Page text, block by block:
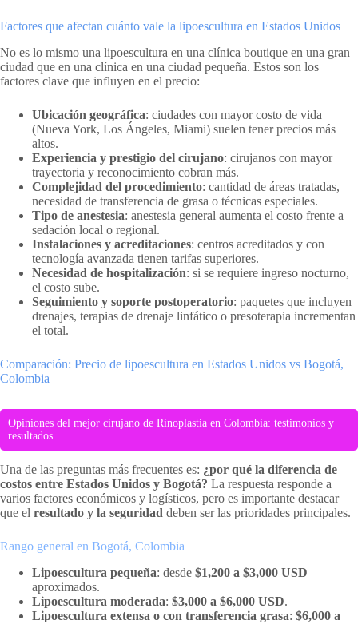
Factores que afectan cuánto vale la lipoescultura en Estados Unidos
No es lo mismo una lipoescultura en una clínica boutique en una gran
ciudad que en una clínica en una ciudad pequeña. Estos son los
factores clave que influyen en el precio:
Ubicación geográfica: ciudades con mayor costo de vida
(Nueva York, Los Ángeles, Miami) suelen tener precios más
altos.
Experiencia y prestigio del cirujano: cirujanos con mayor
trayectoria y reconocimiento cobran más.
Complejidad del procedimiento: cantidad de áreas tratadas,
necesidad de transferencia de grasa o técnicas especiales.
Tipo de anestesia: anestesia general aumenta el costo frente a
sedación local o regional.
Instalaciones y acreditaciones: centros acreditados y con
tecnología avanzada tienen tarifas superiores.
Necesidad de hospitalización: si se requiere ingreso nocturno,
el costo sube.
Seguimiento y soporte postoperatorio: paquetes que incluyen
drenajes, terapias de drenaje linfático o presoterapia incrementan
el total.
Comparación: Precio de lipoescultura en Estados Unidos vs Bogotá,
Colombia
Opiniones del mejor cirujano de Rinoplastia en Colombia: testimonios y
resultados
Una de las preguntas más frecuentes es: ¿por qué la diferencia de
costos entre Estados Unidos y Bogotá? La respuesta responde a
varios factores económicos y logísticos, pero es importante destacar
que el resultado y la seguridad deben ser las prioridades principales.
Rango general en Bogotá, Colombia
Lipoescultura pequeña: desde $1,200 a $3,000 USD
aproximados.
Lipoescultura moderada: $3,000 a $6,000 USD.
Lipoescultura extensa o con transferencia grasa: $6,000 a